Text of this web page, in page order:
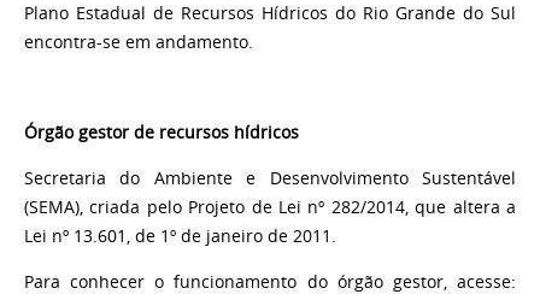
Plano Estadual de Recursos Hídricos do Rio Grande do Sul
encontra-se em andamento.
Órgão gestor de recursos hídricos
Secretaria do Ambiente e Desenvolvimento Sustentável
(SEMA), criada pelo Projeto de Lei nº 282/2014, que altera a
Lei nº 13.601, de 1º de janeiro de 2011.
Para conhecer o funcionamento do órgão gestor, acesse: